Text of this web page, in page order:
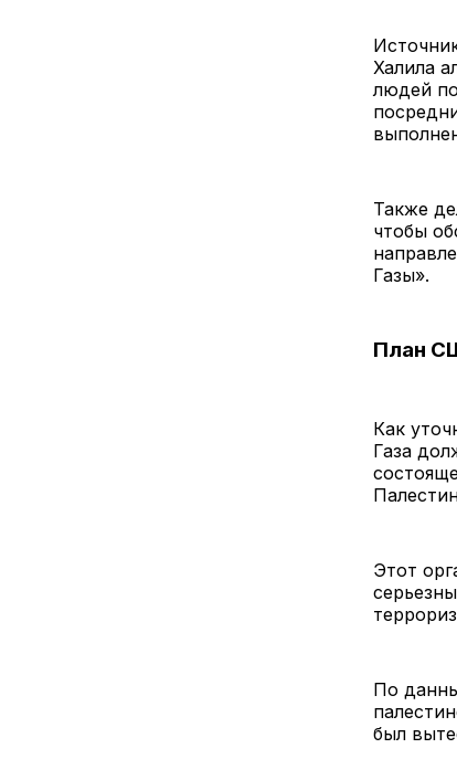
Халила
людей
Также
чтобы
Газы».
План
Как
Газа
Этот
По
был